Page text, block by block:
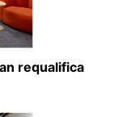
requalifica